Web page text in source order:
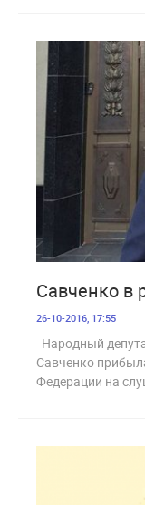
Савченко в
26-10-2016, 17:55
Народный
Савченко
Федерации на